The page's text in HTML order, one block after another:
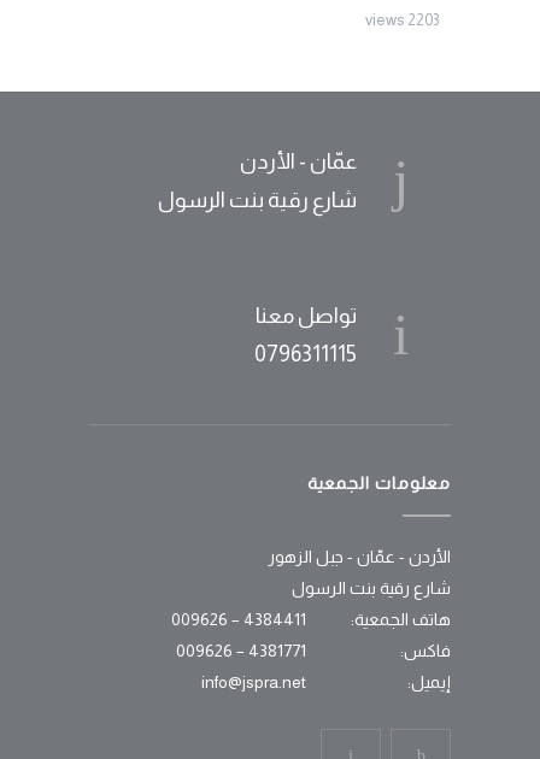
2203 views
عمّان - الأردن
شارع رقية بنت الرسول
تواصل معنا
0796311115
معلومات الجمعية
الأردن - عمّان - جبل الزهور
شارع رقية بنت الرسول
هاتف الجمعية:
4384411 – 009626
فاكس:
4381771 – 009626
إيميل:
info@jspra.net